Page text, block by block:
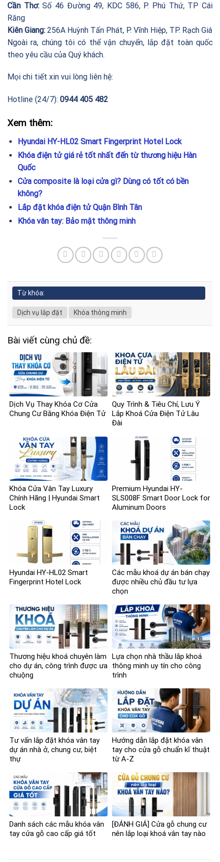
Cần Thơ:Số 46 Đường 49, KDC 586, P. Phú Thứ, TP Cái
Răng
Kiên Giang: 256A Huỳnh Tấn Phát, P. Vĩnh Hiệp, TP. Rạch Giá
Ngoài ra, chúng tôi có thể vận chuyển, lắp đặt toàn quốc
theo yêu cầu của Quý khách.
Mọi chi tiết xin vui lòng liên hệ:
Hotline (24/7): 0944 405 482
Xem thêm:
Hyundai HY-HL02 Smart Fingerprint Hotel Lock
Khóa điện tử giá rẻ tốt nhất đến từ thương hiệu Hàn
Quốc
Cửa composite là loại cửa gì? Dùng có tốt có bền
không?
Lắp đặt khóa điện tử Quận Bình Tân
Khóa vân tay: Bảo mật thông minh
Từ khóa:
Dịch vụ lắp đặt Khóa thông minh
Bài viết cùng chủ đề:
Dịch Vụ Thay Khóa Cơ Cửa
Chung Cư Bằng Khóa Điện Tử
Quy Trình & Tiêu Chí, Lưu Ý
Lắp Khoá Cửa Điện Tử Lâu
Đài
Khóa Cửa Vân Tay Luxury
Chính Hãng | Hyundai Smart
Lock
Premium Hyundai HY-
SLS008F Smart Door Lock for
Aluminum Doors
Hyundai HY-HL02 Smart
Fingerprint Hotel Lock
Các mẫu khoá dự án bán chạy
được nhiều chủ đầu tư lựa
chọn
Thương hiệu khoá chuyên làm
cho dự án, công trình được ưa
chuộng
Lựa chọn nhà thầu lắp khoá
thông minh uy tín cho công
trình
Tư vấn lắp đặt khóa vân tay
dự án nhà ở, chung cư, biệt
thự
Hướng dẫn lắp đặt khóa vân
tay cho cửa gỗ chuẩn kĩ thuật
từ A-Z
Danh sách các mẫu khóa vân
tay cửa gỗ cao cấp giá tốt
[ĐÁNH GIÁ] Cửa gỗ chung cư
nên lắp loại khoá vân tay nào